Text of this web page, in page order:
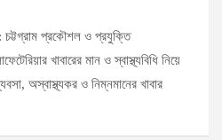
চট্টগ্রাম প্রকৌশল ও প্রযুক্তি
খাবারের মান ও স্বাস্থ্যবিধি নিয়ে
অস্বাস্থ্যকর ও নিম্নমানের খাবার